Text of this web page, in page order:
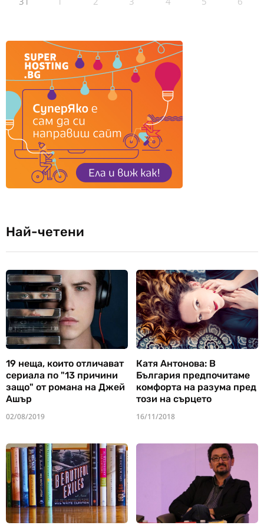
Най-четени
19 неща, които отличават
сериала по "13 причини
защо" от романа на Джей
Ашър
02/08/2019
Катя Антонова: В
България предпочитаме
комфорта на разума пред
този на сърцето
16/11/2018